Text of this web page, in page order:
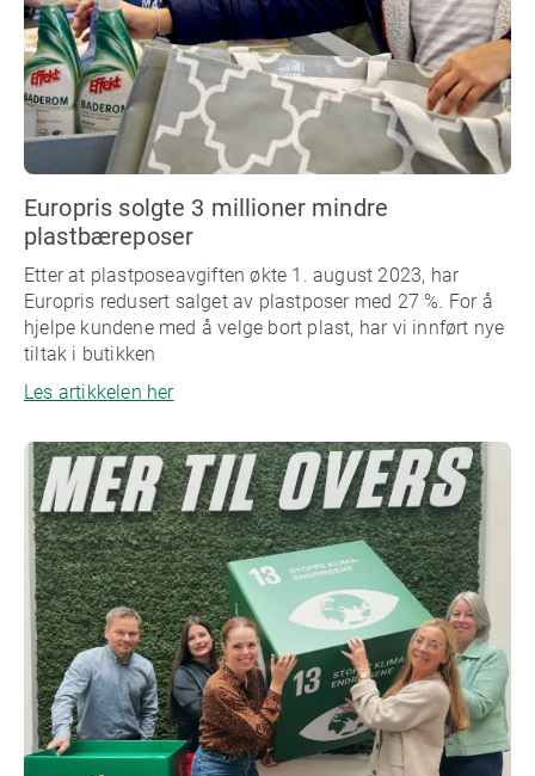
Europris solgte 3 millioner mindre
plastbæreposer
Etter at plastposeavgiften økte 1. august 2023, har
Europris redusert salget av plastposer med 27 %. For å
hjelpe kundene med å velge bort plast, har vi innført nye
tiltak i butikken
Les artikkelen her